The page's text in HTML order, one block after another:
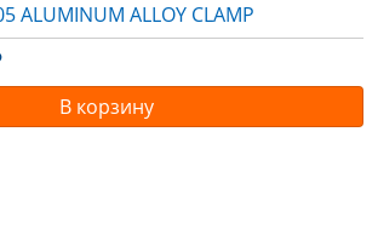
ALUMINUM ALLOY CLAMP
В корзину